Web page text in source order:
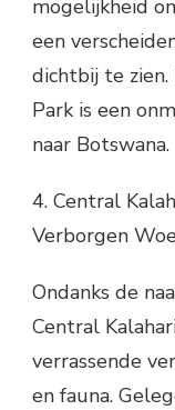
mogelijkheid
een
dichtbij te zien.
Park is een
naar Botswana.
4. Central
Verborgen
Ondanks de
Central
verrassende
en fauna.